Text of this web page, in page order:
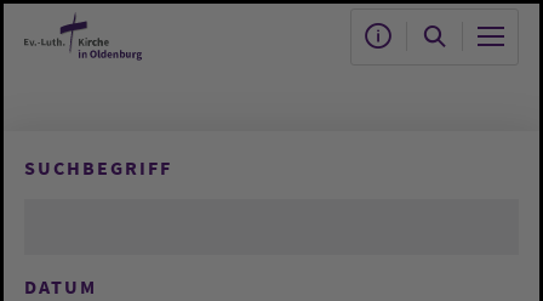
Zum Hauptinhalt springen
SUCHBEGRIFF
DATUM